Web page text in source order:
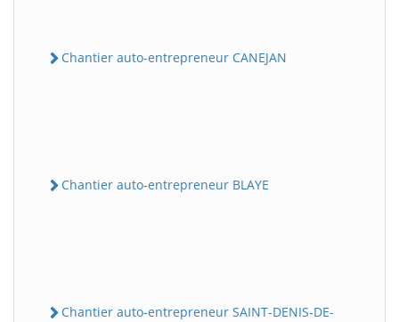
Chantier auto-entrepreneur CANEJAN
Chantier auto-entrepreneur BLAYE
Chantier auto-entrepreneur SAINT-DENIS-DE-